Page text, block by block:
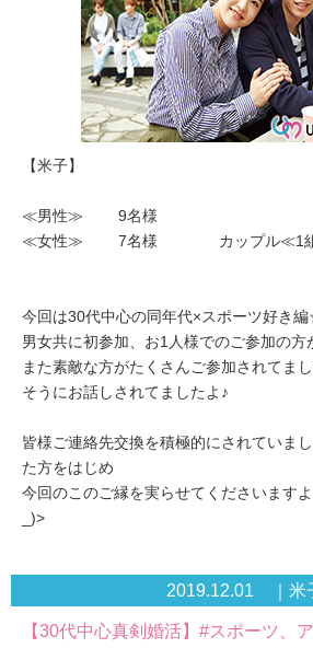
【米子】
≪男性≫ 9名様
≪女性≫ 7名様 カップル≪1組
今回は30代中心の同年代×スポーツ好き
男女共に初参加、お1人様でのご参加の方
また素敵な方がたくさんご参加されてま
そうにお話しされてましたよ♪
皆様ご連絡先交換を積極的にされていま
た方をはじめ
今回のこのご縁を実らせてくださいますよ
_)>
2019.12.01 ｜米
【30代中心真剣婚活】#スポーツ、